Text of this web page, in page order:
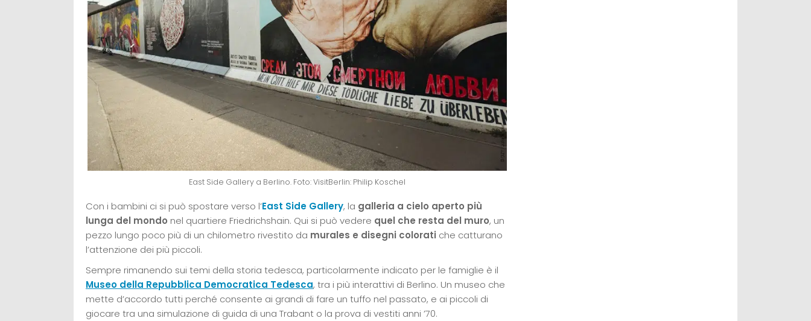
East Side Gallery a Berlino. Foto: VisitBerlin: Philip Koschel
Con i bambini ci si può spostare verso l’East Side Gallery, la galleria a cielo aperto più
lunga del mondo nel quartiere Friedrichshain. Qui si può vedere quel che resta del muro, un
pezzo lungo poco più di un chilometro rivestito da murales e disegni colorati che catturano
l’attenzione dei più piccoli.
Sempre rimanendo sui temi della storia tedesca, particolarmente indicato per le famiglie è il
Museo della Repubblica Democratica Tedesca, tra i più interattivi di Berlino. Un museo che
mette d’accordo tutti perché consente ai grandi di fare un tuffo nel passato, e ai piccoli di
giocare tra una simulazione di guida di una Trabant o la prova di vestiti anni ’70.